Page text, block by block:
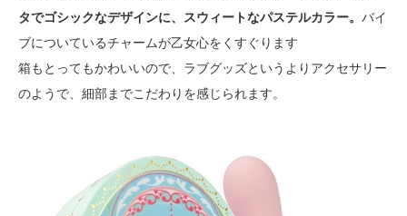
タでゴシックなデザインに、スウィートなパステルカラー。 バイ
ブについているチャームが乙女心をくすぐります
箱もとってもかわいいので、ラブグッズというよりアクセサリー
のようで、細部までこだわりを感じられます。